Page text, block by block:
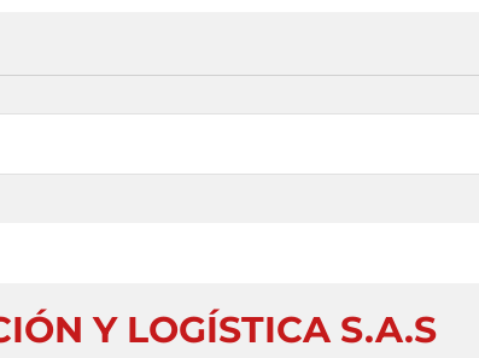
Y LOGÍSTICA S.A.S